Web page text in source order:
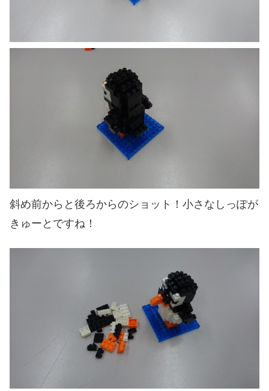
斜め前からと後ろからのショット！小さなしっぽが
きゅーとですね！